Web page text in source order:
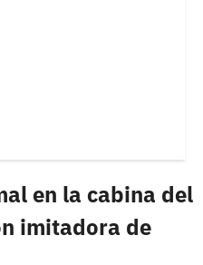
en la cabina del
imitadora de